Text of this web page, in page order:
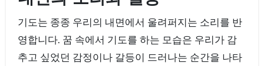
기도는 종종 우리의 내면에서 울려퍼지는 소리를 반
영합니다. 꿈 속에서 기도를 하는 모습은 우리가 감
추고 싶었던 감정이나 갈등이 드러나는 순간을 나타